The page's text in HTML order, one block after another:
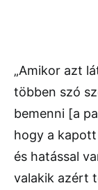
„Amikor azt
többen szó
bemenni [a
hogy a
és hatással
valakik azért